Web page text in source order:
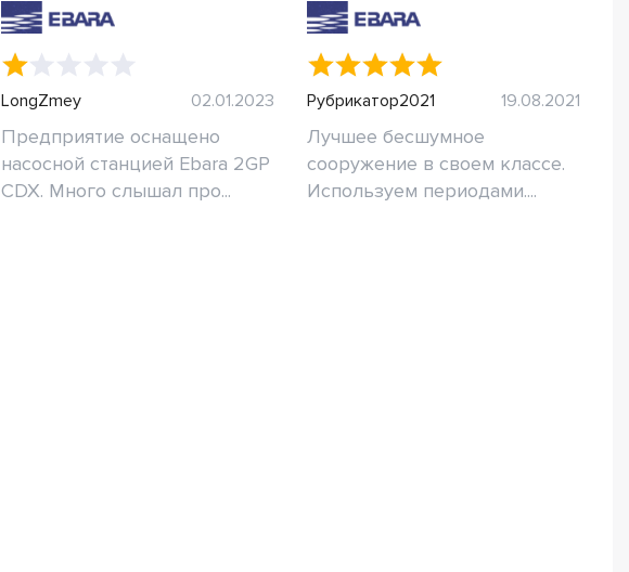
LongZmey 02.01.2023
Предприятие оснащено
насосной станцией Ebara 2GP
CDX. Много слышал про...
Рубрикатор2021 19.08.2021
Лучшее бесшумное
сооружение в своем классе.
Используем периодами....